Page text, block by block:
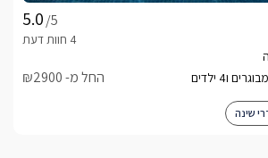
/5
החל מ- ₪2900